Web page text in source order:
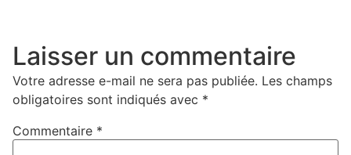
Laisser un commentaire
Votre adresse e-mail ne sera pas publiée. Les champs
obligatoires sont indiqués avec *
Commentaire *